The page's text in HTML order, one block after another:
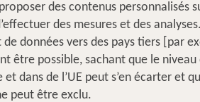
AMÉRIQUE
des contenus personnalisés
des mesures et des
données vers des pays tiers [par
être possible, sachant que le
et dans de l’UE peut s’en écarter et
peut être exclu.